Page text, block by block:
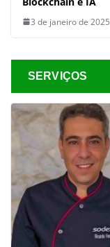
3 de janeiro de 2025
SERVIÇOS